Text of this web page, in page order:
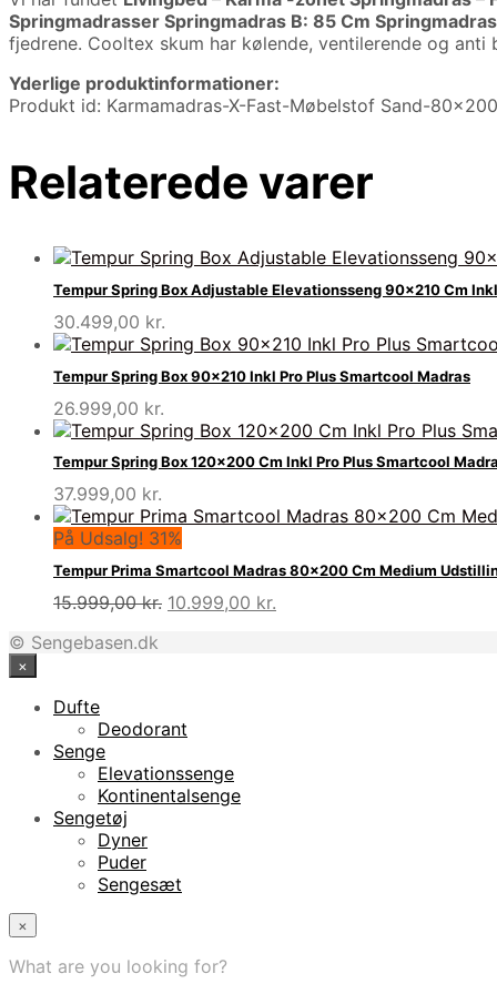
Springmadrasser Springmadras B: 85 Cm
fjedrene. Cooltex skum har kølende, ventilerende og
Yderlige produktinformationer:
Produkt id: Karmamadras-X-Fast-Møbelstof Sand-
Relaterede varer
Tempur Spring Box Adjustable Elevationsseng 90×210 Cm
30.499,00 kr.
Tempur Spring Box 90×210 Inkl Pro Plus Smartcool Madras
26.999,00 kr.
Tempur Spring Box 120×200 Cm Inkl Pro Plus Smartcool
37.999,00 kr.
På Udsalg! 31%
Tempur Prima Smartcool Madras 80×200 Cm Medium
15.999,00kr. Den
10.999,00 kr.
© Sengebasen.dk
×
Dufte
Deodorant
Senge
Elevationssenge
Kontinentalsenge
Sengetøj
Dyner
Puder
Sengesæt
×
What are you looking for?